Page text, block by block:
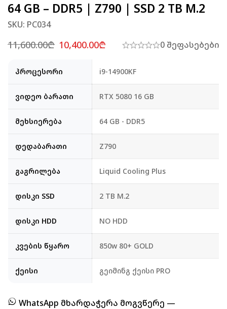
64 GB – DDR5 | Z790 | SSD 2 TB M.2
SKU: PC034
11,600.00₾ 10,400.00₾ 0 შეფასებები
პროცესორი i9-14900KF
ვიდეო ბარათი RTX 5080 16 GB
მეხსიერება 64 GB - DDR5
დედაბარათი Z790
გაგრილება Liquid Cooling Plus
დისკი SSD 2 TB M.2
დისკი HDD NO HDD
კვების წყარო 850w 80+ GOLD
ქეისი გეიმინგ ქეისი PRO
WhatsApp მხარდაჭერა მოგვწერე —